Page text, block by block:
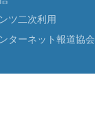
ツ二次利用
ターネット報道協会